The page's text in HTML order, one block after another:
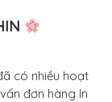
có nhiều hoạt
đơn hàng In